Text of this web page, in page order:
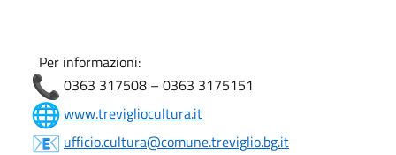
Per informazioni:
0363 317508 – 0363 3175151
www.trevigliocultura.it
ufficio.cultura@comune.treviglio.bg.it